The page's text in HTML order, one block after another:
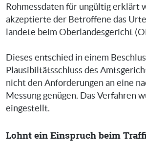
Rohmessdaten für ungültig erklärt
akzeptierte der Betroffene das
landete beim Oberlandesgericht
Dieses entschied in einem
Plausibiltätsschluss des
nicht den Anforderungen an eine
Messung genügen. Das Verfahren
eingestellt.
Lohnt ein Einspruch beim